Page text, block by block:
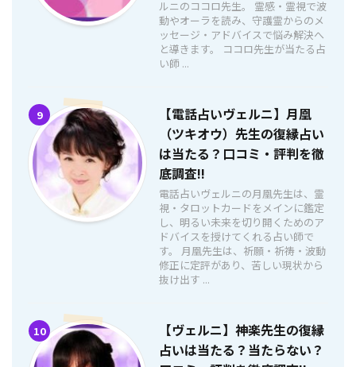
ルニのココロ先生。 霊感・霊視で波
動やオーラを読み、守護霊からのメ
ッセージ・アドバイスで悩み解決へ
と導きます。 ココロ先生が当たる占
い師 ...
9
【電話占いヴェルニ】月凰
（ツキオウ）先生の復縁占い
は当たる？口コミ・評判を徹
底調査!!
電話占いヴェルニの月凰先生は、霊
視・タロットカードをメインに鑑定
し、明るい未来を切り開くためのア
ドバイスを授けてくれる占い師で
す。 月凰先生は、祈願・祈祷・波動
修正に定評があり、苦しい現状から
抜け出す ...
10
【ヴェルニ】神楽先生の復縁
占いは当たる？当たらない？